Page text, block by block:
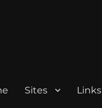
Sites Links